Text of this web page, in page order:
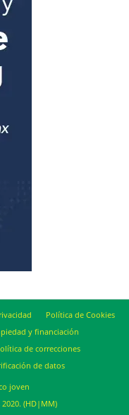
Política de Cookies
y financiación
de correcciones
de datos
joven
2020. (HD|MM)